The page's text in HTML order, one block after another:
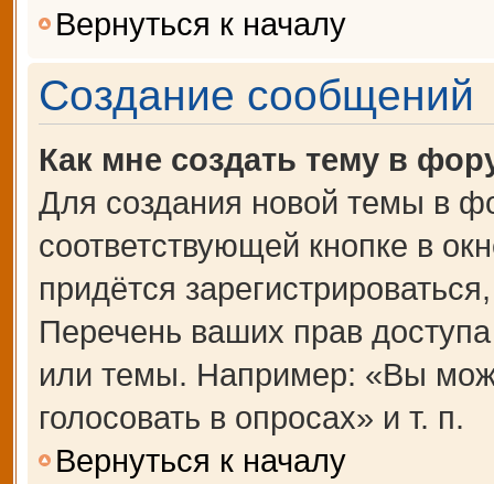
Вернуться к началу
Создание сообщений
Как мне создать тему в
Для создания новой темы в
соответствующей кнопке в
придётся
Перечень ваших прав
или темы. Например: «Вы
голосовать в опросах» и т. п.
Вернуться к началу